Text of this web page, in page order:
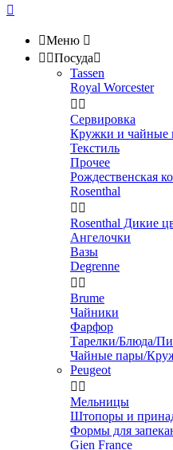

Меню 
 Посуда
Tassen
Royal Worcester
 
Сервировка
Кружки и чайные
Текстиль
Прочее
Рождественская
Rosenthal
 
Rosenthal Дикие
Ангелочки
Вазы
Degrenne
 
Brume
Чайники
Фарфор
Тарелки/Блюда/
Чайные пары/
Peugeot
 
Мельницы
Штопоры и
Формы для
Gien France